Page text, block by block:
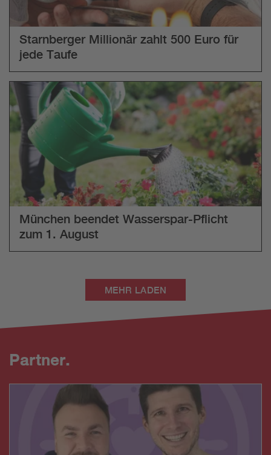
Starnberger Millionär zahlt 500 Euro für
jede Taufe
München beendet Wasserspar-Pflicht
zum 1. August
MEHR LADEN
Partner.